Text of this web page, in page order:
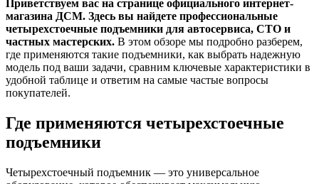
Приветствуем вас на странице официального интернет-
магазина ДСМ. Здесь вы найдете профессиональные
четырехстоечные подъемники для автосервиса, СТО и
частных мастерских. В этом обзоре мы подробно разберем,
где применяются такие подъемники, как выбрать надежную
модель под ваши задачи, сравним ключевые характеристики в
удобной таблице и ответим на самые частые вопросы
покупателей.
Где применяются четырехстоечные
подъемники
Четырехстоечный подъемник — это универсальное